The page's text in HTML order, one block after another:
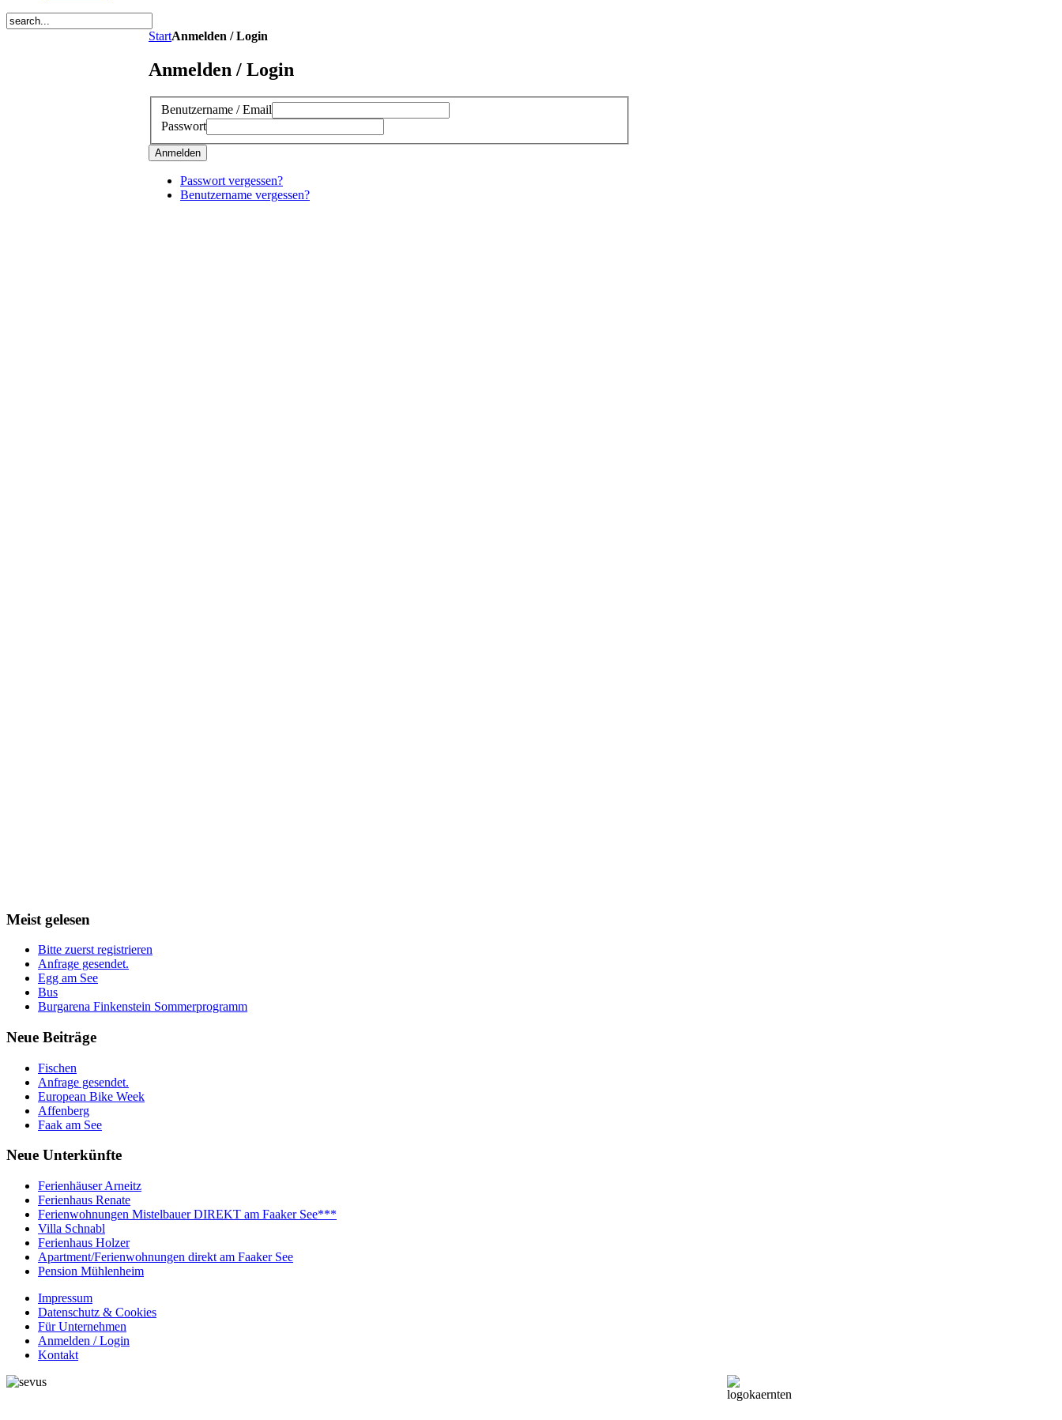
StartAnmelden / Login
Anmelden / Login
Benutzername / Email
Passwort
Anmelden
Passwort vergessen?
Benutzername vergessen?
Meist gelesen
Bitte zuerst registrieren
Anfrage gesendet.
Egg am See
Bus
Burgarena Finkenstein Sommerprogramm
Neue Beiträge
Fischen
Anfrage gesendet.
European Bike Week
Affenberg
Faak am See
Neue Unterkünfte
Ferienhäuser Arneitz
Ferienhaus Renate
Ferienwohnungen Mistelbauer DIREKT am Faaker See***
Villa Schnabl
Ferienhaus Holzer
Apartment/Ferienwohnungen direkt am Faaker See
Pension Mühlenheim
Impressum
Datenschutz & Cookies
Für Unternehmen
Anmelden / Login
Kontakt